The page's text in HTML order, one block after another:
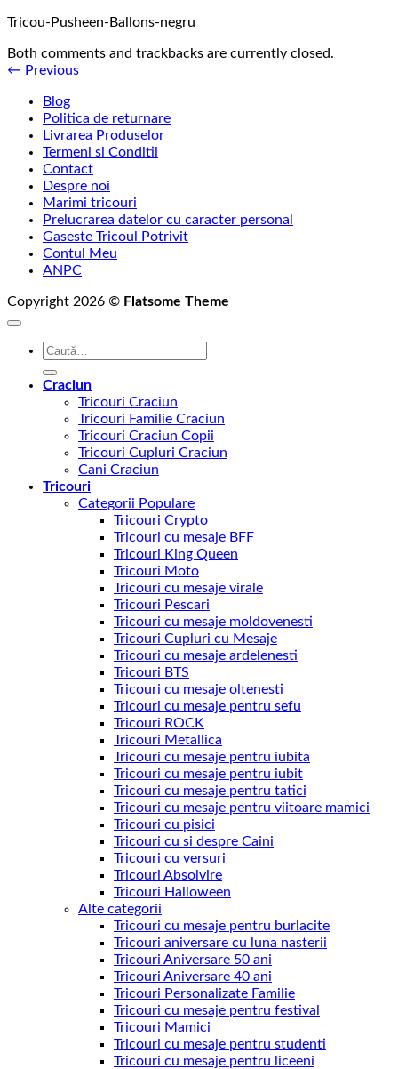
Tricou-Pusheen-Ballons-negru
Both comments and trackbacks are currently closed.
← Previous
Blog
Politica de returnare
Livrarea Produselor
Termeni si Conditii
Contact
Despre noi
Marimi tricouri
Prelucrarea datelor cu caracter personal
Gaseste Tricoul Potrivit
Contul Meu
ANPC
Copyright 2026 © Flatsome Theme
Caută
Craciun
Tricouri Craciun
Tricouri Familie Craciun
Tricouri Craciun Copii
Tricouri Cupluri Craciun
Cani Craciun
Tricouri
Categorii Populare
Tricouri Crypto
Tricouri cu mesaje BFF
Tricouri King Queen
Tricouri Moto
Tricouri cu mesaje virale
Tricouri Pescari
Tricouri cu mesaje moldovenesti
Tricouri Cupluri cu Mesaje
Tricouri cu mesaje ardelenesti
Tricouri BTS
Tricouri cu mesaje oltenesti
Tricouri cu mesaje pentru sefu
Tricouri ROCK
Tricouri Metallica
Tricouri cu mesaje pentru iubita
Tricouri cu mesaje pentru iubit
Tricouri cu mesaje pentru tatici
Tricouri cu mesaje pentru viitoare mamici
Tricouri cu pisici
Tricouri cu si despre Caini
Tricouri cu versuri
Tricouri Absolvire
Tricouri Halloween
Alte categorii
Tricouri cu mesaje pentru burlacite
Tricouri aniversare cu luna nasterii
Tricouri Aniversare 50 ani
Tricouri Aniversare 40 ani
Tricouri Personalizate Familie
Tricouri cu mesaje pentru festival
Tricouri Mamici
Tricouri cu mesaje pentru studenti
Tricouri cu mesaje pentru liceeni